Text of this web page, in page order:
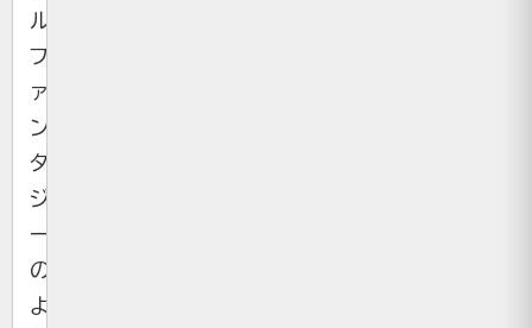
ル
フ
ァ
ン
タ
ジ
ー
の
よ